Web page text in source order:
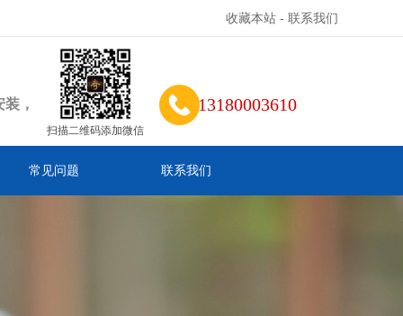
收藏本站 - 联系我们
，
扫描二维码添加微信
13180003610
常见问题 联系我们